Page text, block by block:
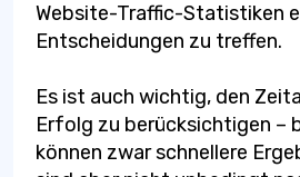
Website-Traffic-Statistiken
Entscheidungen zu treffen.
Es ist auch wichtig, den
Erfolg zu berücksichtigen –
können zwar schnellere